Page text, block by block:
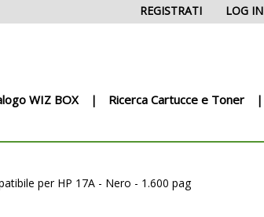
LOG IN
REGISTRATI
WIZ BOX Ricerca Cartucce e Toner
per HP 17A - Nero - 1.600 pag